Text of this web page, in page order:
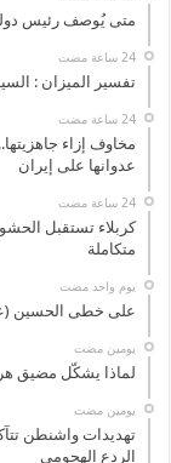
متى يُوصف رئيس
‏24 ساعة مضت
تفسير الميزان :
‏24 ساعة مضت
مخاوف إزاء
عدوانها على إيران
‏24 ساعة مضت
كربلاء تستقبل
متكاملة
‏يوم واحد مضت
على خطى الحسين
‏يومين مضت
لماذا يشكّل مضيق
‏يومين مضت
تهديدات واشنطن
الردع الهجومي